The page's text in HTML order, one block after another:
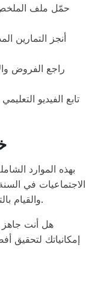
حمّل ملف الملخص
أنجز التمارين
راجع الفروض
تابع الفيديو
بهذه الموارد
الاجتماعيات في
والقيام بالتمارين ثم اختبار نفسك بالفروض النموذجية.
هل أنت جاهز
إمكانياتك لتحقيق